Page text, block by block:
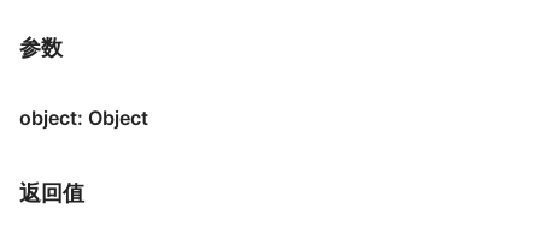
参数
object: Object
返回值